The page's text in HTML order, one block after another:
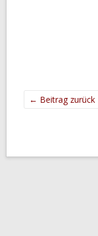
← Beitrag zurück